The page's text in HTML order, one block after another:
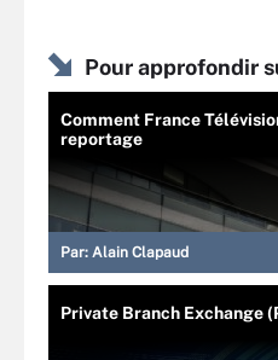
Pour approfondir
Comment France
reportage
Par: Alain Clapaud
Private Branch Exchange